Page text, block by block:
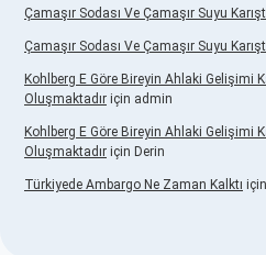
Çamaşır Sodası Ve Çamaşır Suyu
Çamaşır Sodası Ve Çamaşır Suyu
Kohlberg E Göre Bireyin Ahlaki Gelişimi
Oluşmaktadır için admin
Kohlberg E Göre Bireyin Ahlaki Gelişimi
Oluşmaktadır için Derin
Türkiyede Ambargo Ne Zaman Kalktı için